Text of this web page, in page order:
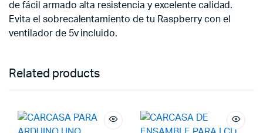
de fácil armado alta resistencia y excelente calidad.
Evita el sobrecalentamiento de tu Raspberry con el
ventilador de 5v incluido.
Related products